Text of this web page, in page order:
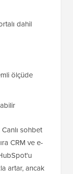
dahil
ölçüde
Canlı sohbet
CRM ve e-
artar, ancak